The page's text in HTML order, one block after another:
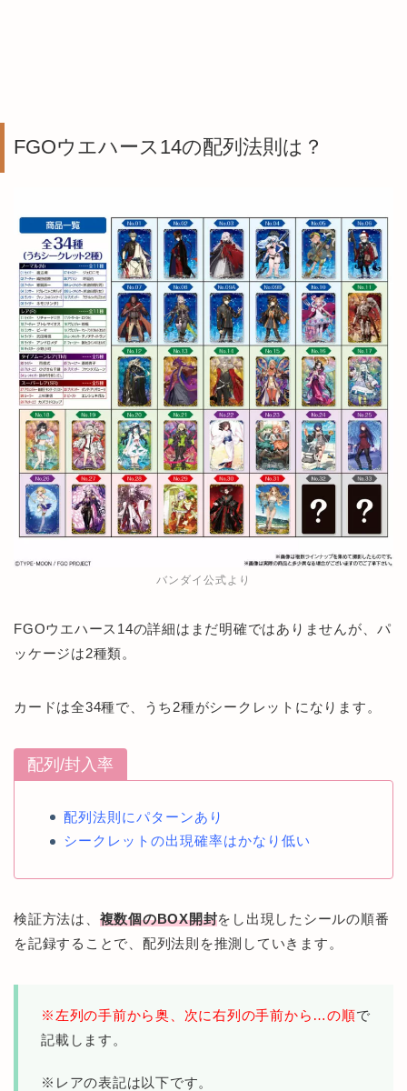
FGOウエハース14の配列法則は？
バンダイ公式より
FGOウエハース14の詳細はまだ明確ではありませんが、パ
ッケージは2種類。
カードは全34種で、うち2種がシークレットになります。
配列/封入率
配列法則にパターンあり
シークレットの出現確率はかなり低い
検証方法は、 複数個のBOX開封をし出現したシールの順番
を記録することで、配列法則を推測していきます。
※左列の手前から奥、次に右列の手前から…の順で
記載します。
※レアの表記は以下です。